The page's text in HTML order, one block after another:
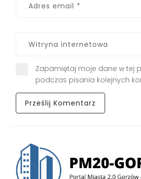
Zapamiętaj moje dane w tej
podczas pisania kolejnych